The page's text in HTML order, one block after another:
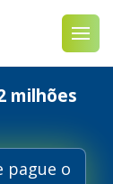
milhões
pague o